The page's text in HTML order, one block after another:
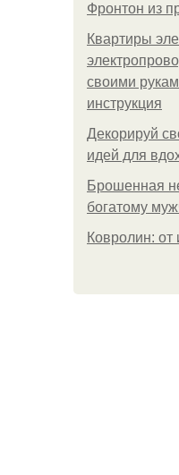
Фронтон из
Квартиры
своими
инструкция
Декорируй
идей для
Брошенная
богатому
Ковролин: от